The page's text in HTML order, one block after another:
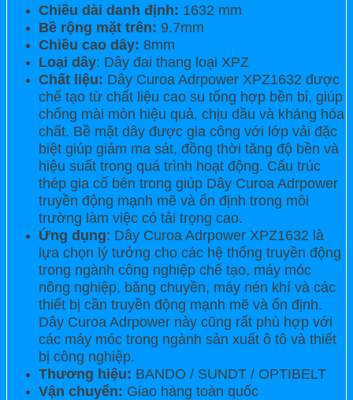
Chiều dài danh định: 1632 mm
Bề rộng mặt trên: 9.7mm
Chiều cao dây: 8mm
Loại dây: Dây đai thang loại XPZ
Chất liệu: Dây Curoa Adrpower XPZ1632 được
chế tạo từ chất liệu cao su tổng hợp bền bỉ, giúp
chống mài mòn hiệu quả, chịu dầu và kháng hóa
chất. Bề mặt dây được gia công với lớp vải đặc
biệt giúp giảm ma sát, đồng thời tăng độ bền và
hiệu suất trong quá trình hoạt động. Cấu trúc
thép gia cố bên trong giúp Dây Curoa Adrpower
truyền động mạnh mẽ và ổn định trong môi
trường làm việc có tải trọng cao.
Ứng dụng: Dây Curoa Adrpower XPZ1632 là
lựa chọn lý tưởng cho các hệ thống truyền động
trong ngành công nghiệp chế tạo, máy móc
nông nghiệp, băng chuyền, máy nén khí và các
thiết bị cần truyền động mạnh mẽ và ổn định.
Dây Curoa Adrpower này cũng rất phù hợp với
các máy móc trong ngành sản xuất ô tô và thiết
bị công nghiệp.
Thương hiệu: BANDO / SUNDT / OPTIBELT
Vận chuyển: Giao hàng toàn quốc